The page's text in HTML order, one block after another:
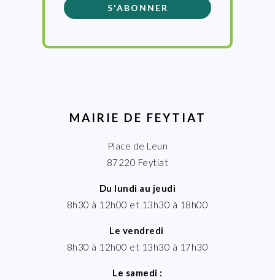
MAIRIE DE FEYTIAT
Place de Leun
87220 Feytiat
Du lundi au jeudi
8h30 à 12h00 et 13h30 à 18h00
Le vendredi
8h30 à 12h00 et 13h30 à 17h30
Le samedi :